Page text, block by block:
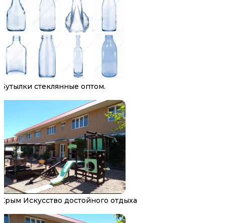
Бутылки стеклянные оптом.
Крым Искусство достойного отдыха